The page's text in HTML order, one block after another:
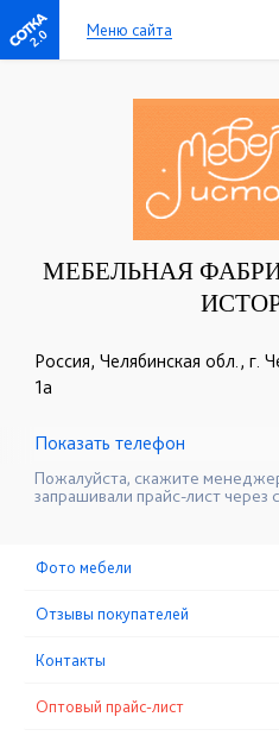
2.0 Меню сайта
МЕБЕЛЬНАЯ
Россия, Челябинская обл., г.
1а
☎+7 (351) 777-13-99
Показать телефон
Пожалуйста, скажите
запрашивали прайс-лист через
Фото мебели
Отзывы покупателей
Контакты
Оптовый прайс-лист